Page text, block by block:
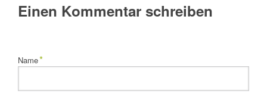
Einen Kommentar schreiben
Pflichtfeld
Name*